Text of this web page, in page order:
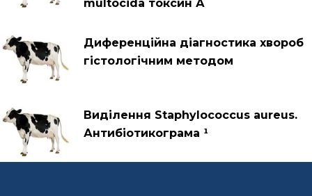
multocida токсин А
Диференційна діагностика хвороб
гістологічним методом
Виділення Staphylococcus aureus.
Антибіотикограма ¹